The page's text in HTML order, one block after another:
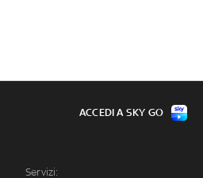
Servizi:
ACCEDI A SKY GO